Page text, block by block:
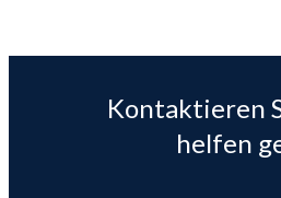
Kontaktieren
helfen